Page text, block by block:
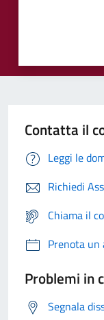
Contatta il
Leggi le
Richiedi
Chiama il
Prenota
Problemi in
Segnala